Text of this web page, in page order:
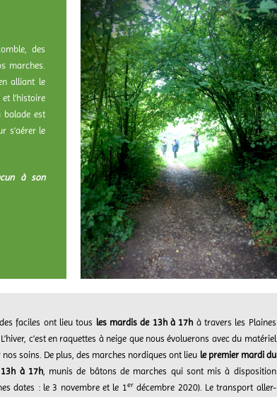
des
marches.
alliant le
l’histoire
balade est
s’aérer le
à son
faciles ont lieu tous les mardis de 13h à 17h à travers les Plaines
L’hiver, c’est en raquettes à neige que nous évoluerons avec du matériel
nos soins. De plus, des marches nordiques ont lieu le premier mardi du
à 17h, munis de bâtons de marches qui sont mis à disposition
dates : le 3 novembre et le 1erdécembre 2020). Le transport aller-